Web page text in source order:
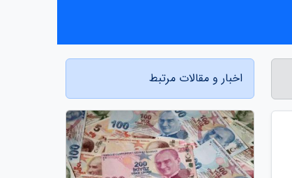
اخبار و مقالات مرتبط